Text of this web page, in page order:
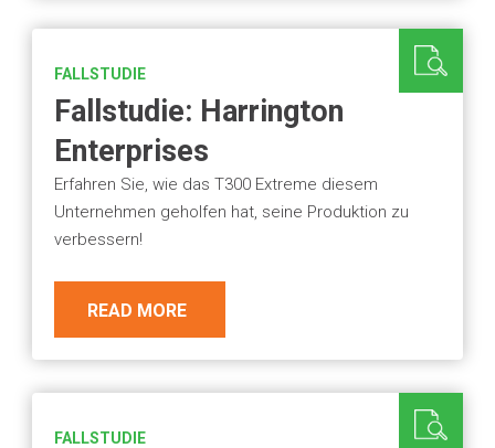
FALLSTUDIE
Fallstudie: Harrington
Enterprises
Erfahren Sie, wie das T300 Extreme diesem
Unternehmen geholfen hat, seine Produktion zu
verbessern!
READ MORE
FALLSTUDIE